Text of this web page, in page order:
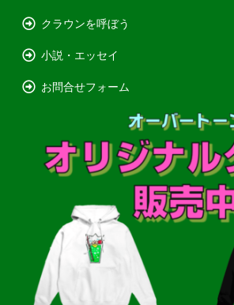
クラウンを呼ぼう
小説・エッセイ
お問合せフォーム